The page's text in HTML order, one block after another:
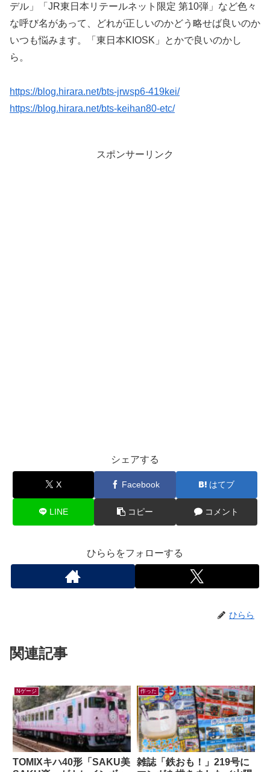
デル」「JR東日本リテールネット限定 第10弾」など色々
な呼び名があって、どれが正しいのかどう略せば良いのか
いつも悩みます。「東日本KIOSK」とかで良いのかし
ら。
https://blog.hirara.net/bts-jrwsp6-419kei/
https://blog.hirara.net/bts-keihan80-etc/
スポンサーリンク
シェアする
X Facebook はてブ
LINE コピー コメント
ひららをフォローする
ひらら
関連記事
Nゲージ
TOMIXキハ40形「SAKU美
作った
雑誌「鉄おも！」219号に